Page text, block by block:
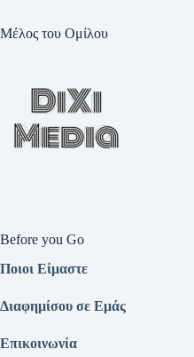
Μέλος του Ομίλου
Before you Go
Ποιοι Είμαστε
Διαφημίσου σε Εμάς
Επικοινωνία